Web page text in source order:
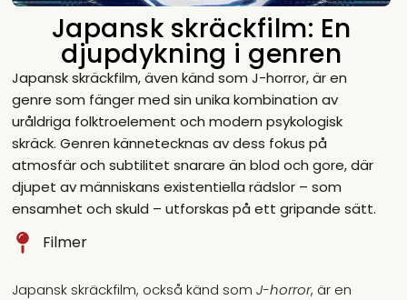
Japansk skräckfilm: En
djupdykning i genren
Japansk skräckfilm, även känd som J-horror, är en
genre som fänger med sin unika kombination av
uråldriga folktroelement och modern psykologisk
skräck. Genren kännetecknas av dess fokus på
atmosfär och subtilitet snarare än blod och gore, där
djupet av människans existentiella rädslor – som
ensamhet och skuld – utforskas på ett gripande sätt.
Filmer
Japansk skräckfilm, också känd somJ-horror, är en